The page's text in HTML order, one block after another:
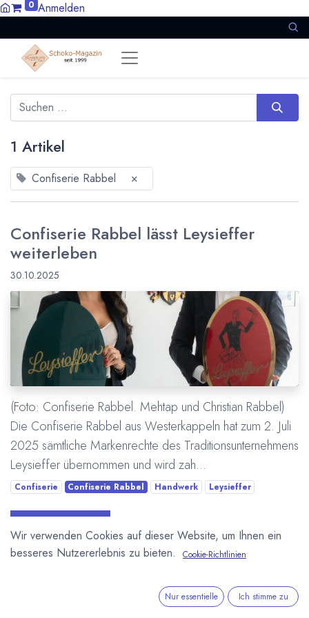
0 Anmelden
1 Artikel
Confiserie Rabbel ×
Confiserie Rabbel lässt Leysieffer
weiterleben
30.10.2025
(Foto: Confiserie Rabbel. Mehtap und Christian Rabbel)
Die Confiserie Rabbel aus Westerkappeln hat zum 2. Juli
2025 sämtliche Markenrechte des Traditionsunternehmens
Leysieffer übernommen und wird zah...
Confiserie Confiserie Rabbel Handwerk Leysieffer
ÜBER UNS
In unserem Blog berichten wir über die große weite Welt von
Wir verwenden Cookies auf dieser Website, um Ihnen ein
besseres Nutzererlebnis zu bieten.
Cookie-Richtlinien
Nur essentielle Ich stimme zu